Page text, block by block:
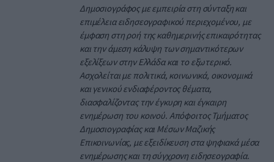
Δημοσιογράφος με εμπειρία στη σύνταξη και
επιμέλεια ειδησεογραφικού περιεχομένου, με
έμφαση στη ροή της καθημερινής επικαιρότητας
και την άμεση κάλυψη των σημαντικότερων
εξελίξεων στην Ελλάδα και το εξωτερικό.
Ασχολείται με πολιτικά, κοινωνικά, οικονομικά
και γενικού ενδιαφέροντος θέματα,
διασφαλίζοντας την έγκυρη και έγκαιρη
ενημέρωση του κοινού. Απόφοιτος Τμήματος
Δημοσιογραφίας και Μέσων Μαζικής
Επικοινωνίας, με εξειδίκευση στα ψηφιακά μέσα
ενημέρωσης και τη σύγχρονη ειδησεογραφία.